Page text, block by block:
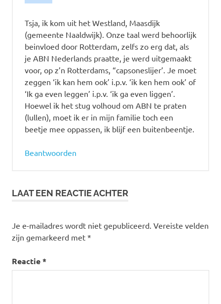
Tsja, ik kom uit het Westland, Maasdijk
(gemeente Naaldwijk). Onze taal werd behoorlijk
beinvloed door Rotterdam, zelfs zo erg dat, als
je ABN Nederlands praatte, je werd uitgemaakt
voor, op z’n Rotterdams, “capsoneslijer’. Je moet
zeggen ‘ik kan hem ook’ i.p.v. ‘ik ken hem ook’ of
‘Ik ga even leggen’ i.p.v. ‘ik ga even liggen’.
Hoewel ik het stug volhoud om ABN te praten
(lullen), moet ik er in mijn familie toch een
beetje mee oppassen, ik blijf een buitenbeentje.
Beantwoorden
LAAT EEN REACTIE ACHTER
Je e-mailadres wordt niet gepubliceerd. Vereiste velden
zijn gemarkeerd met *
Reactie*